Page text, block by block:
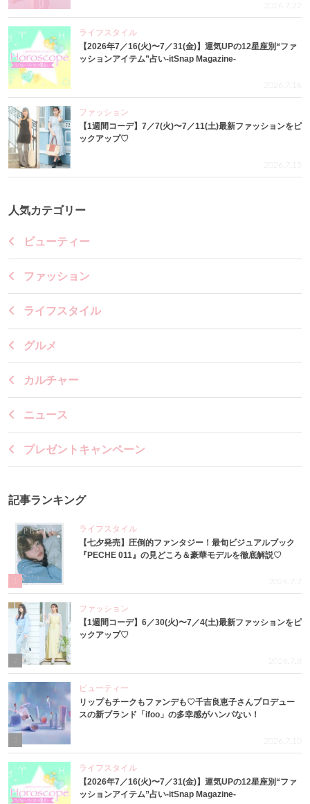
2026.7.22
ライフスタイル
【2026年7／16(火)〜7／31(金)】運気UPの12星座別“ファ
ッションアイテム”占い-itSnap Magazine-
2026.7.16
ファッション
【1週間コーデ】7／7(火)〜7／11(土)最新ファッションをピ
ックアップ♡
2026.7.15
人気カテゴリー
ビューティー
ファッション
ライフスタイル
グルメ
カルチャー
ニュース
プレゼントキャンペーン
記事ランキング
ライフスタイル
【七夕発売】圧倒的ファンタジー！最旬ビジュアルブック
『PECHE 011』の見どころ＆豪華モデルを徹底解説♡
2026.7.7
ファッション
【1週間コーデ】6／30(火)〜7／4(土)最新ファッションをピ
ックアップ♡
2026.7.8
3
ビューティー
リップもチークもファンデも♡千吉良恵子さんプロデュー
スの新ブランド「ifoo」の多幸感がハンパない！
2026.7.10
ライフスタイル
【2026年7／16(火)〜7／31(金)】運気UPの12星座別“ファ
ッションアイテム”占い-itSnap Magazine-